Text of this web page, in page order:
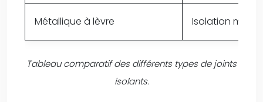
Métallique à lèvre Isolation
Tableau comparatif des différents types de joints
isolants.